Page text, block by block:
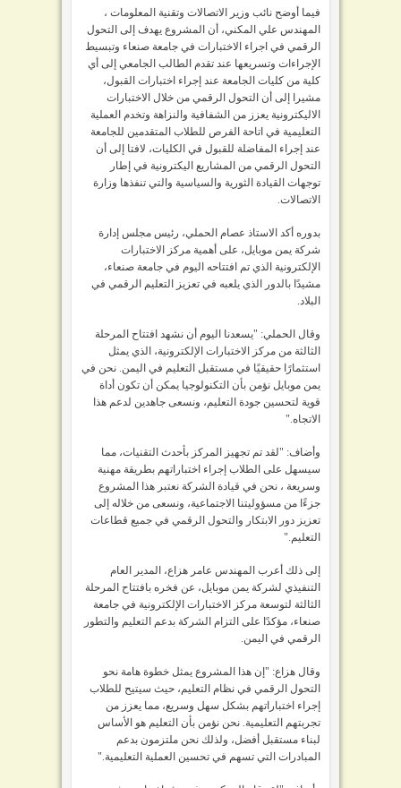
فيما أوضح نائب وزير الاتصالات وتقنية المعلومات ،
المهندس علي المكني، أن المشروع يهدف إلى التحول
الرقمي في اجراء الاختبارات في جامعة صنعاء وتبسيط
الإجراءات وتسريعها عند تقدم الطالب الجامعي إلى أي
كلية من كليات الجامعة عند إجراء اختبارات القبول،
مشيرا إلى أن التحول الرقمي من خلال الاختبارات
الاليكترونية يعزز من الشفافية والنزاهة وتخدم العملية
التعليمية في اتاحة الفرص للطلاب المتقدمين للجامعة
عند إجراء المفاضلة للقبول في الكليات، لافتا إلى أن
التحول الرقمي من المشاريع اليكترونية في إطار
توجهات القيادة الثورية والسياسية والتي تنفذها وزارة
الاتصالات.
بدوره أكد الاستاذ عصام الحملي، رئيس مجلس إدارة
شركة يمن موبايل، على أهمية مركز الاختبارات
الإلكترونية الذي تم افتتاحه اليوم في جامعة صنعاء،
مشيدًا بالدور الذي يلعبه في تعزيز التعليم الرقمي في
البلاد.
وقال الحملي: "يسعدنا اليوم أن نشهد افتتاح المرحلة
الثالثة من مركز الاختبارات الإلكترونية، الذي يمثل
استثمارًا حقيقيًا في مستقبل التعليم في اليمن. نحن في
يمن موبايل نؤمن بأن التكنولوجيا يمكن أن تكون أداة
قوية لتحسين جودة التعليم، ونسعى جاهدين لدعم هذا
الاتجاه."
وأضاف: "لقد تم تجهيز المركز بأحدث التقنيات، مما
سيسهل على الطلاب إجراء اختباراتهم بطريقة مهنية
وسريعة ، نحن في قيادة الشركة نعتبر هذا المشروع
جزءًا من مسؤوليتنا الاجتماعية، ونسعى من خلاله إلى
تعزيز دور الابتكار والتحول الرقمي في جميع قطاعات
التعليم."
إلى ذلك أعرب المهندس عامر هزاع، المدير العام
التنفيذي لشركة يمن موبايل، عن فخره بافتتاح المرحلة
الثالثة لتوسعة مركز الاختبارات الإلكترونية في جامعة
صنعاء، مؤكدًا على التزام الشركة بدعم التعليم والتطور
الرقمي في اليمن.
وقال هزاع: "إن هذا المشروع يمثل خطوة هامة نحو
التحول الرقمي في نظام التعليم، حيث سيتيح للطلاب
إجراء اختباراتهم بشكل سهل وسريع، مما يعزز من
تجربتهم التعليمية. نحن نؤمن بأن التعليم هو الأساس
لبناء مستقبل أفضل، ولذلك نحن ملتزمون بدعم
المبادرات التي تسهم في تحسين العملية التعليمية."